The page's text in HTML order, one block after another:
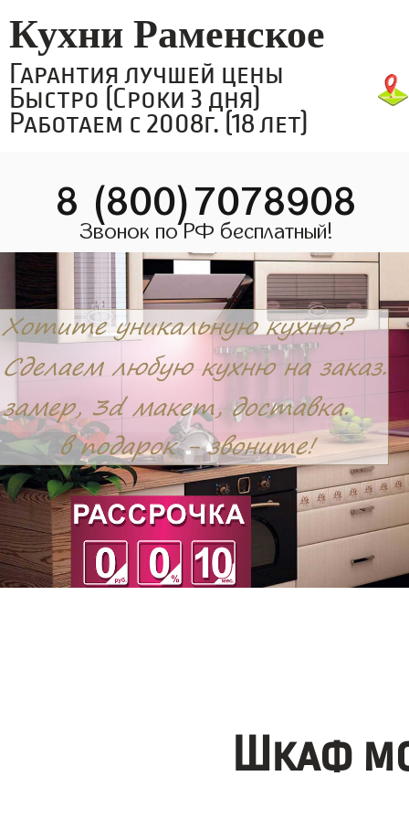
Кухни Раменское
Гарантия лучшей цены
Быстро (Сроки 3 дня)
Работаем с 2008г. (18 лет)
8 (800)7078908
Звонок по РФ бесплатный!
Шкаф